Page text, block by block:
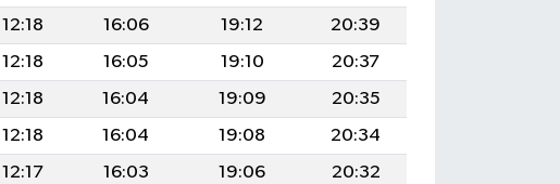
12:18 16:06 19:12
20:39
12:18 16:05 19:10
20:37
12:18 16:04 19:09
20:35
12:18 16:04 19:08
20:34
12:17 16:03 19:06
20:32